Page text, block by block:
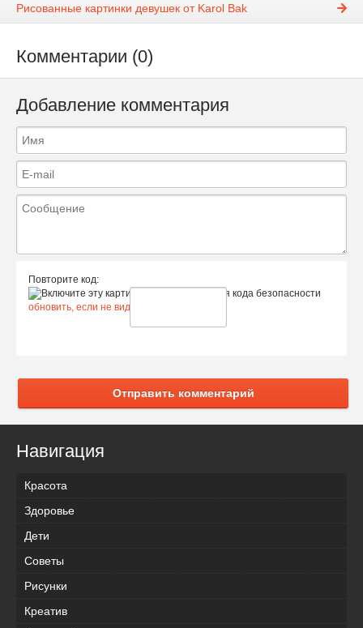
Рисованные картинки девушек от Karol Bak
Комментарии (0)
Добавление комментария
Повторите код:
обновить, если не виден код
Отправить комментарий
Навигация
Красота
Здоровье
Дети
Советы
Рисунки
Креатив